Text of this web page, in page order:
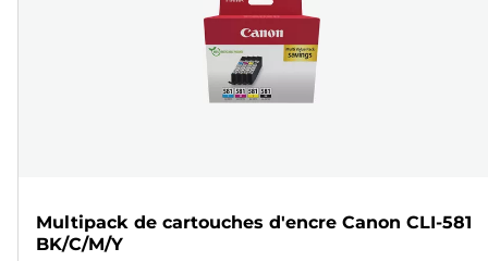
Multipack de cartouches d'encre Canon CLI-581
BK/C/M/Y